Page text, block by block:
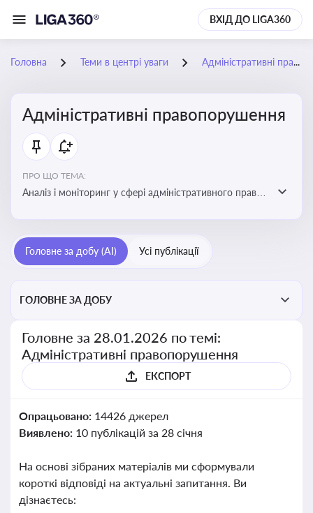
ВХІД ДО LIGA360
Головна Теми в центрі уваги Адміністративні правопорушення
Адміністративні правопорушення
ПРО ЩО ТЕМА:
Аналіз і моніторинг у сфері адміністративного права:
Головне за добу (AI) Усі публікації
ГОЛОВНЕ ЗА ДОБУ
Головне за 28.01.2026 по темі:
Адміністративні правопорушення
ЕКСПОРТ
Опрацьовано: 14426 джерел
Виявлено: 10 публікацій за 28 січня
На основі зібраних матеріалів ми сформували
короткі відповіді на актуальні запитання. Ви
дізнаєтесь: